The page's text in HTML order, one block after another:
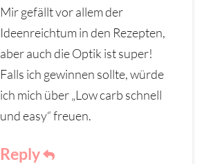
Mir gefällt vor allem der
Ideenreichtum in den Rezepten,
aber auch die Optik ist super!
Falls ich gewinnen sollte, würde
ich mich über „Low carb schnell
und easy“ freuen.
Reply